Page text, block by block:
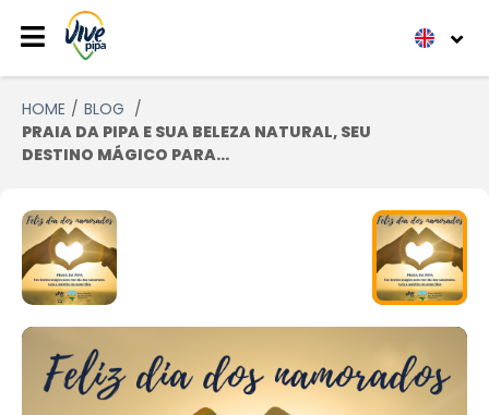
HOME
BLOG
PRAIA DA PIPA E SUA BELEZA NATURAL, SEU
DESTINO MÁGICO PARA...